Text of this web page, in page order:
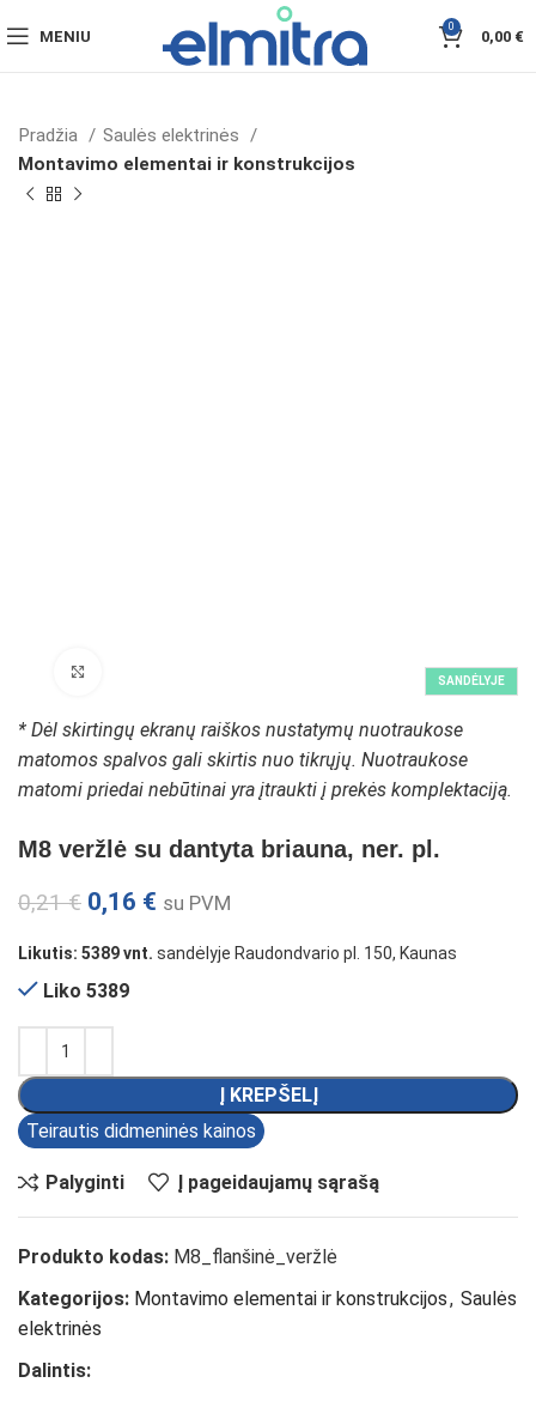
MENIU
0
0,00 €
Pradžia
Saulės elektrinės
Montavimo elementai ir konstrukcijos
SANDĖLYJE
* Dėl skirtingų ekranų raiškos nustatymų nuotraukose
matomos spalvos gali skirtis nuo tikrųjų. Nuotraukose
matomi priedai nebūtinai yra įtraukti į prekės komplektaciją.
M8 veržlė su dantyta briauna, ner. pl.
0,21€ 0,16 € su PVM
Likutis: 5389 vnt. sandėlyje Raudondvario pl. 150, Kaunas
Liko 5389
Į KREPŠELĮ
Teirautis didmeninės kainos
Palyginti Į pageidaujamų sąrašą
Produkto kodas: M8_flanšinė_veržlė
Kategorijos: Montavimo elementai ir konstrukcijos, Saulės
elektrinės
Dalintis: